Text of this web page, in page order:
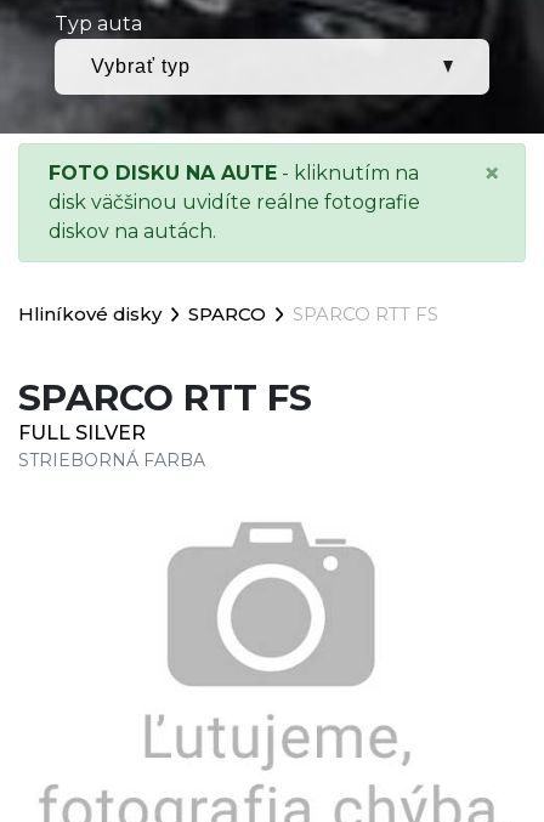
Typ auta
FOTO DISKU NA AUTE - kliknutím na
disk väčšinou uvidíte reálne fotografie
diskov na autách.
×
Hliníkové disky SPARCO SPARCO RTT FS
SPARCO RTT FS
FULL SILVER
STRIEBORNÁ FARBA